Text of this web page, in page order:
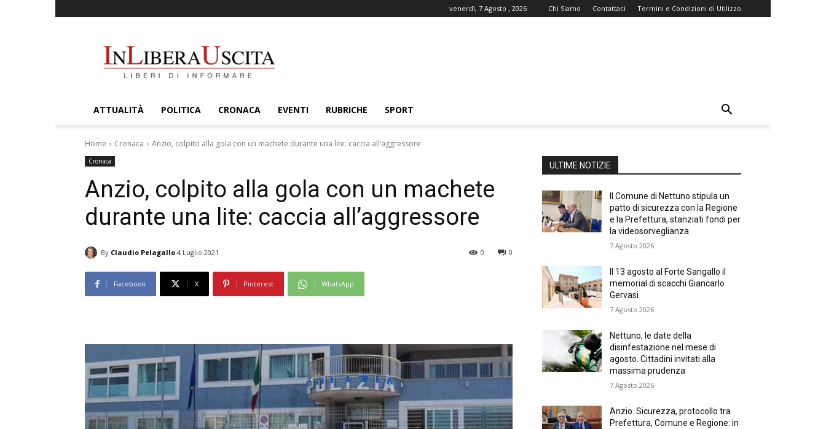
venerdì, 7 Agosto , 2026 Chi Siamo Contattaci Termini e Condizioni di Utilizzo
ATTUALITÀ POLITICA CRONACA EVENTI RUBRICHE SPORT
Home Cronaca Anzio, colpito alla gola con un machete durante una lite: caccia all’aggressore
Cronaca
Anzio, colpito alla gola con un machete
durante una lite: caccia all’aggressore
By Claudio Pelagallo 4 Luglio 2021 0
0
Facebook X Pinterest WhatsApp
ULTIME NOTIZIE
Il Comune di Nettuno stipula un
patto di sicurezza con la Regione
e la Prefettura, stanziati fondi per
la videosorveglianza
7 Agosto 2026
Il 13 agosto al Forte Sangallo il
memorial di scacchi Giancarlo
Gervasi
7 Agosto 2026
Nettuno, le date della
disinfestazione nel mese di
agosto. Cittadini invitati alla
massima prudenza
7 Agosto 2026
Anzio. Sicurezza, protocollo tra
Prefettura, Comune e Regione: in